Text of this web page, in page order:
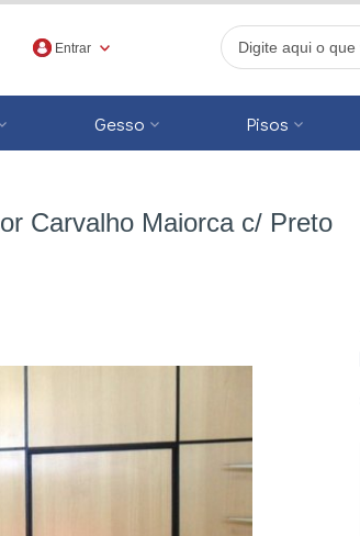
Entrar
Gesso Pisos
Carvalho Maiorca c/ Preto